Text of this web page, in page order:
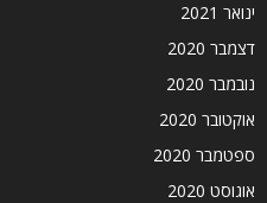
ינואר 2021
דצמבר 2020
נובמבר 2020
אוקטובר 2020
ספטמבר 2020
אוגוסט 2020